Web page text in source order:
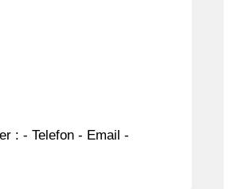
: - Telefon - Email -